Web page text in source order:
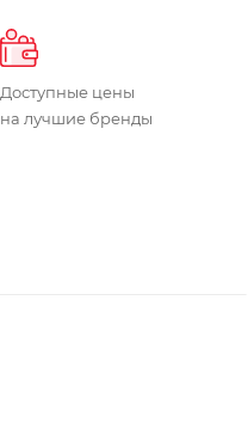
Доступные цены
на лучшие бренды